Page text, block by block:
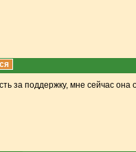
за поддержку, мне сейчас она